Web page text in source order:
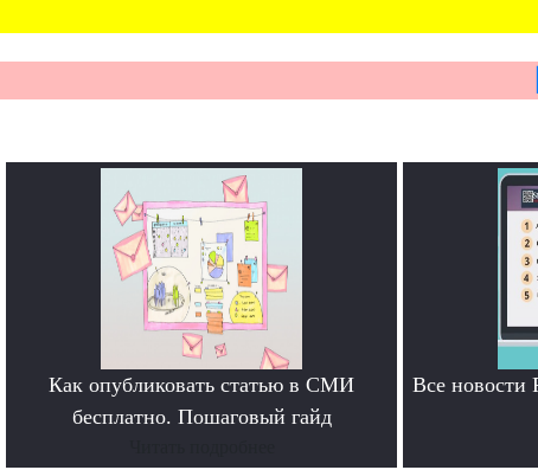
Как опубликовать статью в СМИ
бесплатно. Пошаговый гайд
Все